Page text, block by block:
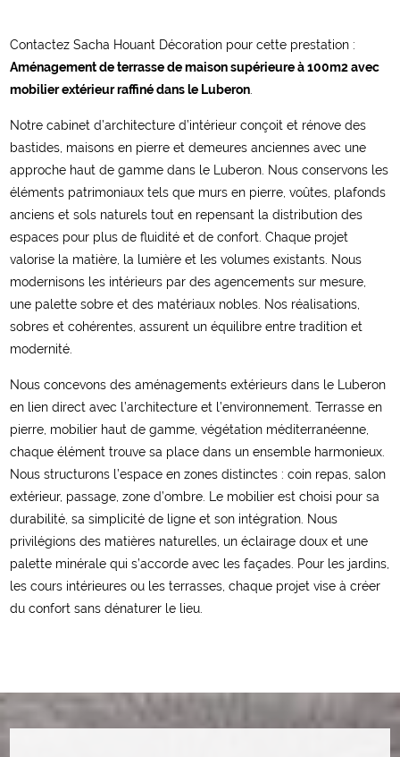
Contactez Sacha Houant Décoration pour cette prestation :
Aménagement de terrasse de maison supérieure à 100m2 avec
mobilier extérieur raffiné dans le Luberon
Notre cabinet d’architecture d’intérieur conçoit et rénove des
bastides, maisons en pierre et demeures anciennes avec une
approche haut de gamme dans le Luberon. Nous conservons les
éléments patrimoniaux tels que murs en pierre, voûtes, plafonds
anciens et sols naturels tout en repensant la distribution des
espaces pour plus de fluidité et de confort. Chaque projet
valorise la matière, la lumière et les volumes existants. Nous
modernisons les intérieurs par des agencements sur mesure,
une palette sobre et des matériaux nobles. Nos réalisations,
sobres et cohérentes, assurent un équilibre entre tradition et
modernité.
Nous concevons des aménagements extérieurs dans le Luberon
en lien direct avec l’architecture et l’environnement. Terrasse en
pierre, mobilier haut de gamme, végétation méditerranéenne,
chaque élément trouve sa place dans un ensemble harmonieux.
Nous structurons l’espace en zones distinctes : coin repas, salon
extérieur, passage, zone d’ombre. Le mobilier est choisi pour sa
durabilité, sa simplicité de ligne et son intégration. Nous
privilégions des matières naturelles, un éclairage doux et une
palette minérale qui s’accorde avec les façades. Pour les jardins,
les cours intérieures ou les terrasses, chaque projet vise à créer
du confort sans dénaturer le lieu.